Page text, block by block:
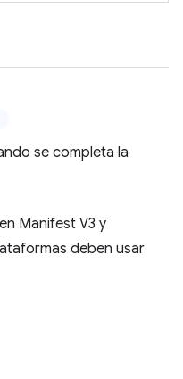
se completa la
Manifest V3 y
deben usar